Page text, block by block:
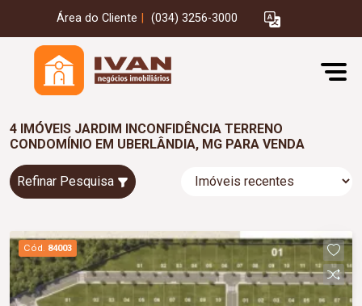
Área do Cliente (034) 3256-3000
4 IMÓVEIS JARDIM INCONFIDÊNCIA TERRENO
CONDOMÍNIO EM UBERLÂNDIA, MG PARA VENDA
Refinar Pesquisa
Cód. 84003